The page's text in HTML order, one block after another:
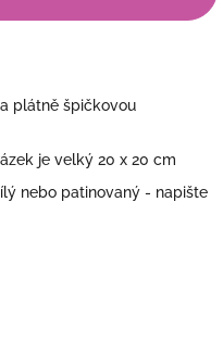
plátně špičkovou
je velký 20 x 20 cm
nebo patinovaný - napište